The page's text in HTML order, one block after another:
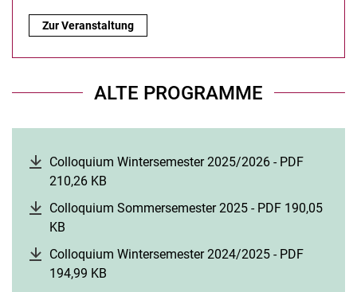
Zoom-Einwahllink :
Zur Veranstaltung
ALTE PROGRAMME
Colloquium Wintersemester 2025/2026 - PDF
210,26 KB
Colloquium Sommersemester 2025 - PDF 190,05
KB
Colloquium Wintersemester 2024/2025 - PDF
194,99 KB